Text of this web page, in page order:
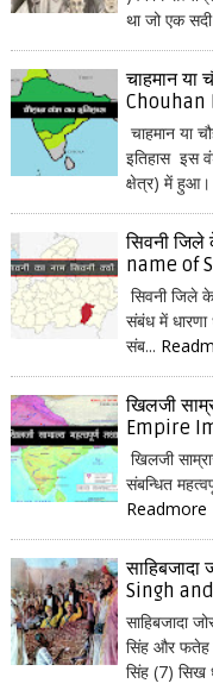
था जो एक
चाहमान या
Chouhan
चाहमान या
इतिहास इस
क्षेत्र) में
सिवनी जिले
name of
सिवनी जिले
संबंध में धारणा
संब...
खिलजी
Empire
खिलजी
संबन्धित
Readmore
Singh
साहिबजादा
सिंह और फतेह
सिंह (7) सिख